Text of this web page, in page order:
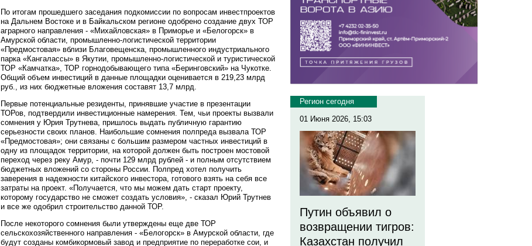
По итогам прошедшего заседания подкомиссии по вопросам инвестпроектов
на Дальнем Востоке и в Байкальском регионе одобрено создание двух ТОР
аграрного направления - «Михайловская» в Приморье и «Белогорск» в
Амурской области, промышленно-логистической территории
«Предмостовая» вблизи Благовещенска, промышленного индустриального
парка «Кангалассы» в Якутии, промышленно-логистической и туристической
ТОР «Камчатка», ТОР горнодобывающего типа «Беринговский» на Чукотке.
Общий объем инвестиций в данные площадки оценивается в 219,23 млрд
руб., из них бюджетные вложения составят 13,7 млрд.
Первые потенциальные резиденты, принявшие участие в презентации
ТОРов, подтвердили инвестиционные намерения. Тем, чьи проекты вызвали
сомнения у Юрия Трутнева, пришлось выдать публичную гарантию
серьезности своих планов. Наибольшие сомнения полпреда вызвала ТОР
«Предмостовая»; они связаны с большим размером частных инвестиций в
одну из площадок территории, на которой должен быть построен мостовой
переход через реку Амур, - почти 129 млрд рублей - и полным отсутствием
бюджетных вложений со стороны России. Полпред хотел получить
заверения в надежности китайского инвестора, готового взять на себя все
затраты на проект. «Получается, что мы можем дать старт проекту,
которому государство не сможет создать условия», - сказал Юрий Трутнев
и все же одобрил строительство данной ТОР.
После некоторого сомнения были утверждены еще две ТОР
сельскохозяйственного направления - «Белогорск» в Амурской области, где
будут созданы комбикормовый завод и предприятие по переработке сои, и
Регион сегодня
01 Июня 2026, 15:03
Путин объявил о
возвращении тигров:
Казахстан получил